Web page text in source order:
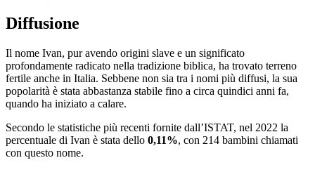
Diffusione
Il nome Ivan, pur avendo origini slave e un significato
profondamente radicato nella tradizione biblica, ha trovato terreno
fertile anche in Italia. Sebbene non sia tra i nomi più diffusi, la sua
popolarità è stata abbastanza stabile fino a circa quindici anni fa,
quando ha iniziato a calare.
Secondo le statistiche più recenti fornite dall’ISTAT, nel 2022 la
percentuale di Ivan è stata dello 0,11%, con 214 bambini chiamati
con questo nome.